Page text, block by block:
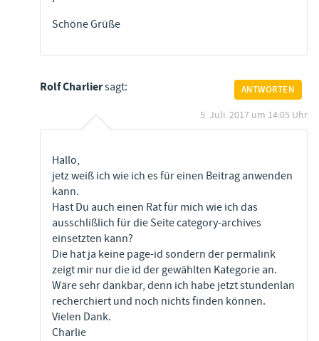
Schöne Grüße
Rolf Charliersagt:
5. Juli. 2017 um 14:05 Uhr
Hallo,
jetz weiß ich wie ich es für einen Beitrag anwenden
kann.
Hast Du auch einen Rat für mich wie ich das
ausschlißlich für die Seite category-archives
einsetzten kann?
Die hat ja keine page-id sondern der permalink
zeigt mir nur die id der gewählten Kategorie an.
Wäre sehr dankbar, denn ich habe jetzt stundenlan
recherchiert und noch nichts finden können.
Vielen Dank.
Charlie
ANTWORTEN